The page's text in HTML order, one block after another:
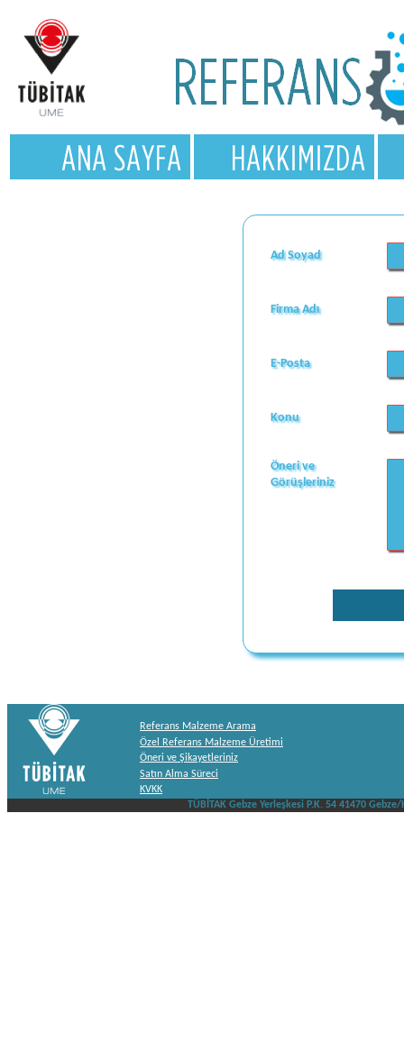
Ad Soyad
Firma Adı
E-Posta
Konu
Öneri ve
Görüşleriniz
Referans Malzeme Arama
Özel Referans Malzeme Üretimi
Öneri ve Şikayetleriniz
Satın Alma Süreci
KVKK
TÜBİTAK Gebze Yerleşkesi P.K. 54 41470